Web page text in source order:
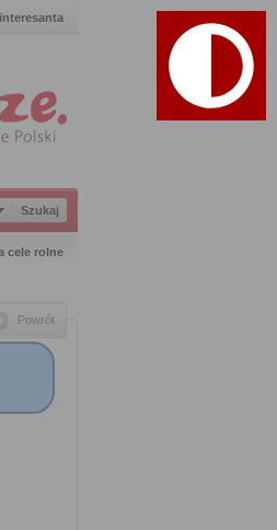
cele rolne
Powrót